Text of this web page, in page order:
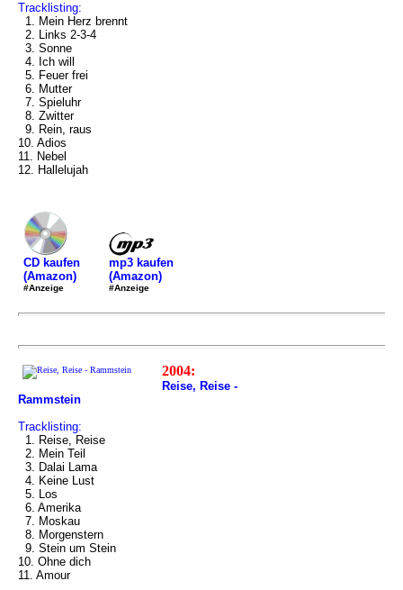
Tracklisting:
1. Mein Herz brennt
2. Links 2-3-4
3. Sonne
4. Ich will
5. Feuer frei
6. Mutter
7. Spieluhr
8. Zwitter
9. Rein, raus
10. Adios
11. Nebel
12. Hallelujah
CD kaufen
(Amazon)
#Anzeige
mp3 kaufen
(Amazon)
#Anzeige
2004:
Reise, Reise -
Rammstein
Tracklisting:
1. Reise, Reise
2. Mein Teil
3. Dalai Lama
4. Keine Lust
5. Los
6. Amerika
7. Moskau
8. Morgenstern
9. Stein um Stein
10. Ohne dich
11. Amour